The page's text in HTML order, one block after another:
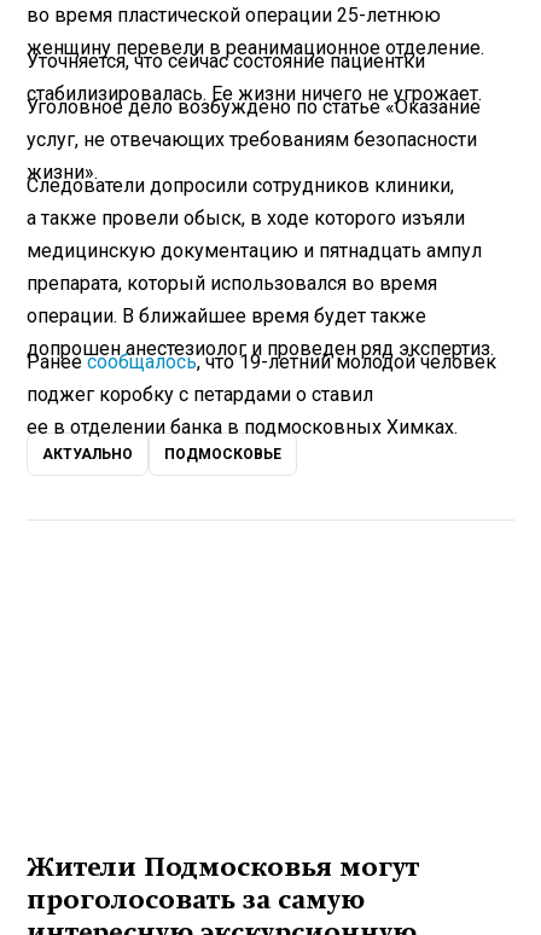
во время пластической операции 25-летнюю
женщину перевели в реанимационное отделение.
Уточняется, что сейчас состояние пациентки
стабилизировалась. Ее жизни ничего не угрожает.
Уголовное дело возбуждено по статье «Оказание
услуг, не отвечающих требованиям безопасности
жизни».
Следователи допросили сотрудников клиники,
а также провели обыск, в ходе которого изъяли
медицинскую документацию и пятнадцать ампул
препарата, который использовался во время
операции. В ближайшее время будет также
допрошен анестезиолог и проведен ряд экспертиз.
Ранеесообщалось, что 19-летний молодой человек
поджег коробку с петардами о ставил
ее в отделении банка в подмосковных Химках.
АКТУАЛЬНО ПОДМОСКОВЬЕ
Жители Подмосковья могут
проголосовать за самую